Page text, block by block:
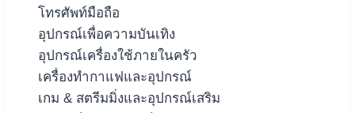
โทรศัพท์มือถือ
อุปกรณ์เพื่อความบันเทิง
อุปกรณ์เครื่องใช้ภายในครัว
เครื่องทำกาแฟและอุปกรณ์
เกม & สตรีมมิ่งและอุปกรณ์เสริม